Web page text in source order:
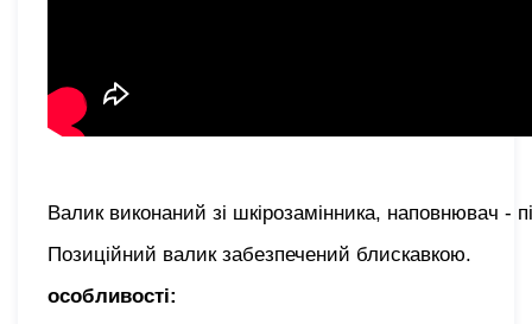
Валик виконаний зі шкірозамінника, наповнювач -
Позиційний валик забезпечений блискавкою.
особливості: